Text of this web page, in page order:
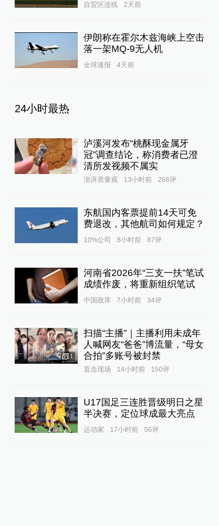
自贸区连线 2天前
伊朗称在霍尔木兹海峡上空击
落一架MQ-9无人机
全球速报 4天前
24小时最热
泸溪河发布“桃酥现金属牙
冠”调查结论，称消费者已澄
清所发视频不属实
澎湃质量观 13小时前 266评
东航国内客票提前14天可免
费退改，其他航司如何规定？
10%公司 8小时前 87评
河南省2026年“三支一扶”笔试
成绩作废，将重新组织笔试
中国政库 7小时前 34评
1
扫描“主播”｜主播利用未成年
人喊网友“爸爸”博流量，“母女
合拍”多账号被封禁
直击现场 14小时前 150评
U17国足三连胜晋级明日之星
半决赛，定位球成最大亮点
运动家 17小时前 56评